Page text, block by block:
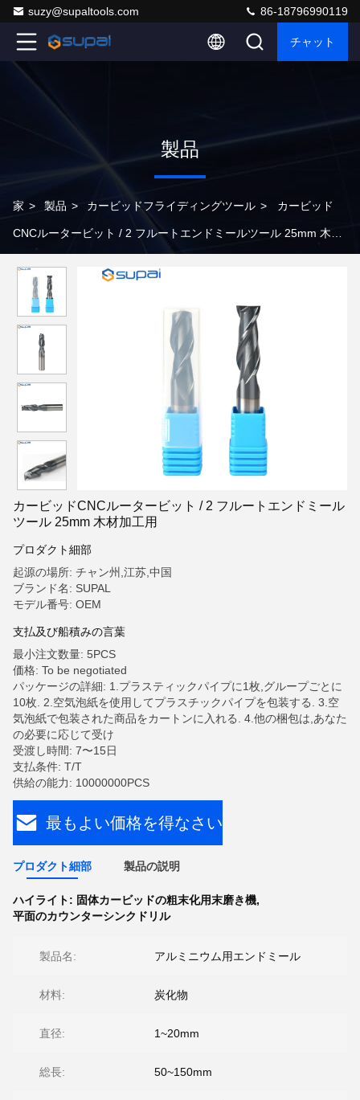
suzy@supaltools.com 86-18796990119
チャット
製品
家 > 製品 > カービッドフライディングツール > カービッド
CNCルータービット / 2 フルートエンドミールツール 25mm 木材
カービッドCNCルータービット / 2 フルートエンドミール
ツール 25mm 木材加工用
プロダクト細部
起源の場所: チャン州,江苏,中国
ブランド名: SUPAL
モデル番号: OEM
支払及び船積みの言葉
最小注文数量: 5PCS
価格: To be negotiated
パッケージの詳細: 1.プラスティックパイプに1枚,グループごとに
10枚. 2.空気泡紙を使用してプラスチックパイプを包装する. 3.空
気泡紙で包装された商品をカートンに入れる. 4.他の梱包は,あなた
の必要に応じて受け
受渡し時間: 7〜15日
支払条件: T/T
供給の能力: 10000000PCS
最もよい価格を得なさい
プロダクト細部 製品の説明
ハイライト: 固体カービッドの粗末化用末磨き機,
平面のカウンターシンクドリル
製品名: アルミニウム用エンドミール
材料: 炭化物
直径: 1~20mm
総長: 50~150mm